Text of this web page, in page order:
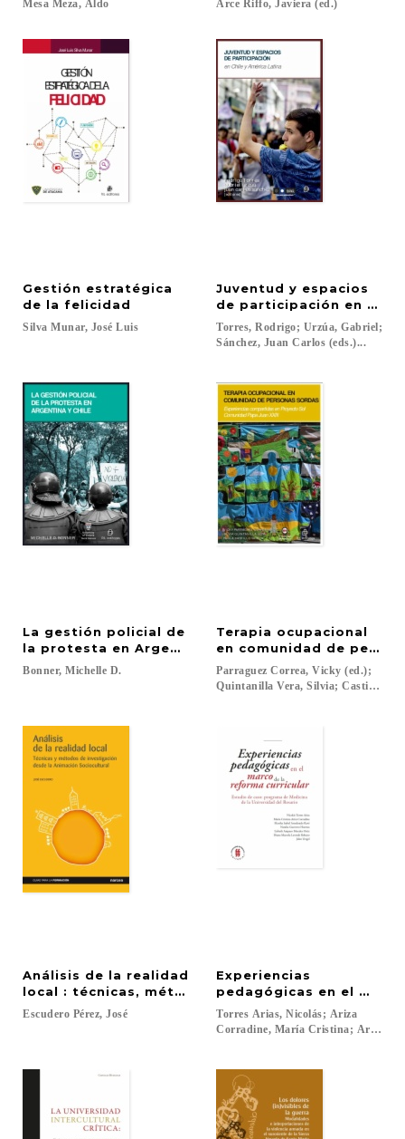
Mesa Meza, Aldo Arce Riffo, Javiera (ed.)
Gestión estratégica
de la felicidad
Silva Munar, José Luis
Juventud y espacios
de participación en
Torres, Rodrigo; Urzúa, Gabriel;
Sánchez, Juan Carlos (eds.)...
La gestión policial de
la protesta en Argentina y Chile
Bonner, Michelle D.
Terapia ocupacional
en comunidad de
Parraguez Correa, Vicky (ed.);
Quintanilla Vera, Silvia; Castillo
Análisis de la realidad
local : técnicas, métodos y modelos desde la
Escudero Pérez, José
Experiencias
pedagógicas en el
Torres Arias, Nicolás; Ariza
Corradine, María Cristina;